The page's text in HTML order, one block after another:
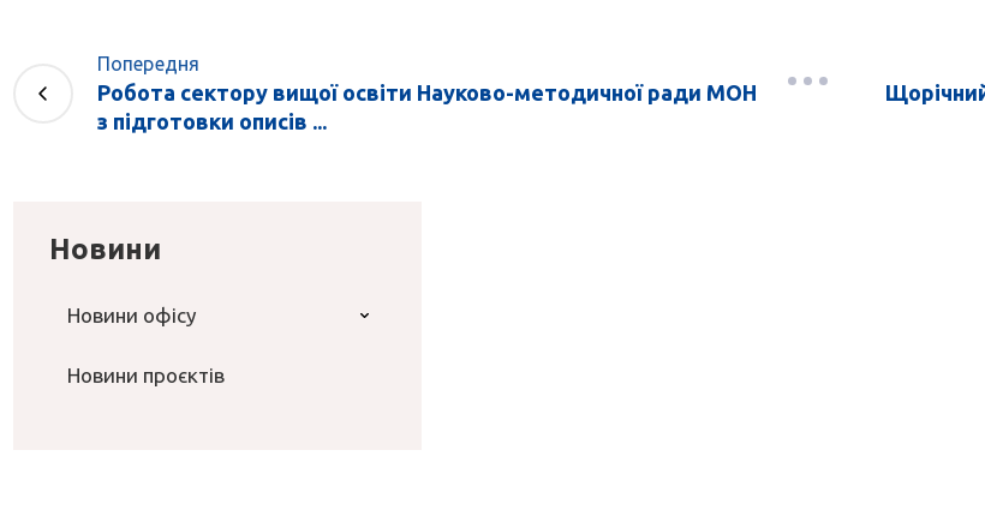
Попередня
Робота сектору вищої освіти Науково-методичної ради МОН
з підготовки описів ...
Новини
Новини офісу
Новини проєктів